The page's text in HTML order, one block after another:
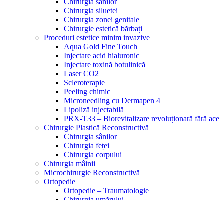
Chirurgia siluetei
Chirurgia zonei genitale
Chirurgie estetică bărbați
Proceduri estetice minim invazive
Aqua Gold Fine Touch
Injectare acid hialuronic
Injectare toxină botulinică
Laser CO2
Scleroterapie
Peeling chimic
Microneedling cu Dermapen 4
Lipoliză injectabilă
PRX-T33 – Biorevitalizare revoluționară fără ace
Chirurgie Plastică Reconstructivă
Chirurgia sânilor
Chirurgia feței
Chirurgia corpului
Chirurgia mâinii
Microchirurgie Reconstructivă
Ortopedie
Ortopedie – Traumatologie